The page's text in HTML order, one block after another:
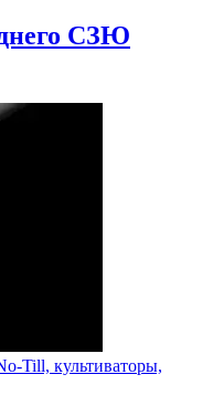
СЗЮ
Till, культиваторы,